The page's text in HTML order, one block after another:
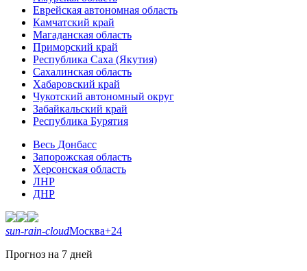
Еврейская автономная область
Камчатский край
Магаданская область
Приморский край
Республика Саха (Якутия)
Сахалинская область
Хабаровский край
Чукотский автономный округ
Забайкальский край
Республика Бурятия
Весь Донбасс
Запорожская область
Херсонская область
ЛНР
ДНР
sun-rain-cloudМосква+24
Прогноз на 7 дней